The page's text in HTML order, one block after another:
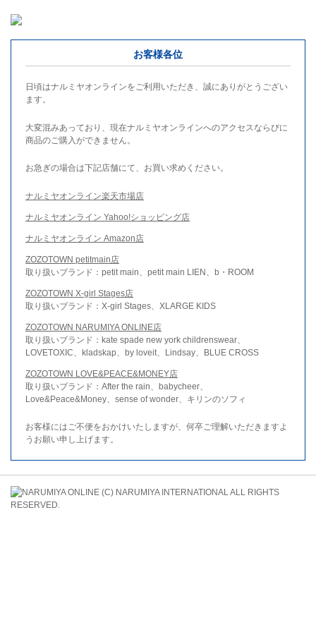
お客様各位
日頃はナルミヤオンラインをご利用いただき、誠にありがとうござい
ます。
大変混みあっており、現在ナルミヤオンラインへのアクセスならびに
商品のご購入ができません。
お急ぎの場合は下記店舗にて、お買い求めください。
ナルミヤオンライン楽天市場店
ナルミヤオンライン Yahoo!ショッピング店
ナルミヤオンライン Amazon店
ZOZOTOWN petitmain店
取り扱いブランド：petit main、petit main LIEN、b・ROOM
ZOZOTOWN X-girl Stages店
取り扱いブランド：X-girl Stages、XLARGE KIDS
ZOZOTOWN NARUMIYA ONLINE店
取り扱いブランド：kate spade new york childrenswear、
LOVETOXIC、kladskap、by loveit、Lindsay、BLUE CROSS
ZOZOTOWN LOVE&PEACE&MONEY店
取り扱いブランド：After the rain、babycheer、
Love&Peace&Money、sense of wonder、キリンのソフィ
お客様にはご不便をおかけいたしますが、何卒ご理解いただきますよ
うお願い申し上げます。